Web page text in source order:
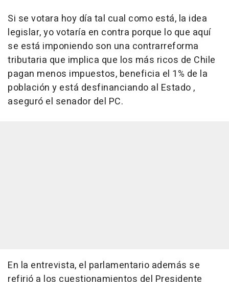
Si se votara hoy día tal cual como está, la idea
legislar, yo votaría en contra porque lo que aquí
se está imponiendo son una contrarreforma
tributaria que implica que los más ricos de Chile
pagan menos impuestos, beneficia el 1% de la
población y está desfinanciando al Estado ,
aseguró el senador del PC.
En la entrevista, el parlamentario además se